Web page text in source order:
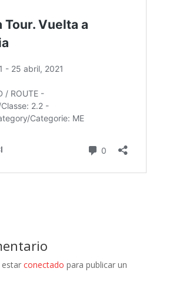
conectado para publicar un